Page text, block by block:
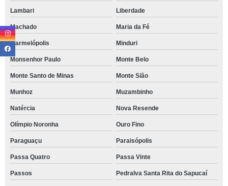
Lambari Liberdade
Machado Maria da Fé
Marmelópolis Minduri
Monsenhor Paulo Monte Belo
Monte Santo de Minas Monte Sião
Munhoz Muzambinho
Natércia Nova Resende
Olímpio Noronha Ouro Fino
Paraguaçu Paraisópolis
Passa Quatro Passa Vinte
Passos Pedralva Santa Rita do Sapucaí